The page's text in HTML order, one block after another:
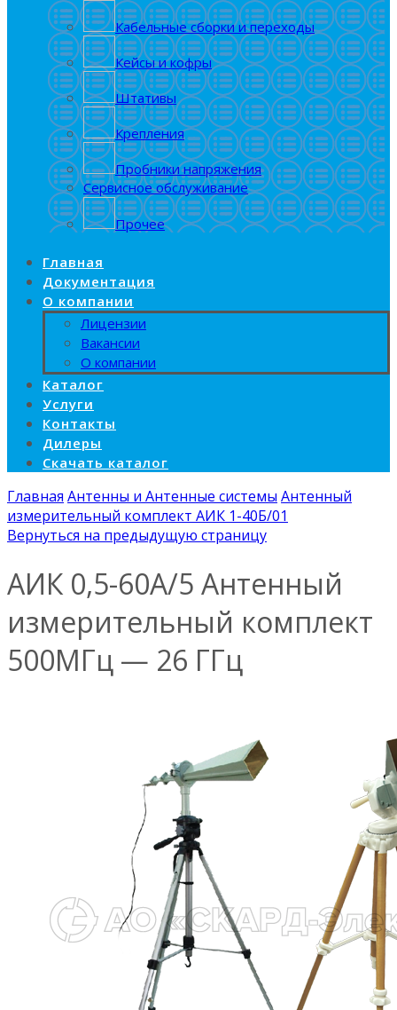
Кабельные сборки и переходы
Кейсы и кофры
Штативы
Крепления
Пробники напряжения
Сервисное обслуживание
Прочее
Главная
Документация
О компании
Лицензии
Вакансии
О компании
Каталог
Услуги
Контакты
Дилеры
Скачать каталог
Главная Антенны и Антенные системы Антенный
измерительный комплект АИК 1-40Б/01
Вернуться на предыдущую страницу
АИК 0,5-60А/5 Антенный
измерительный комплект
500МГц — 26 ГГц